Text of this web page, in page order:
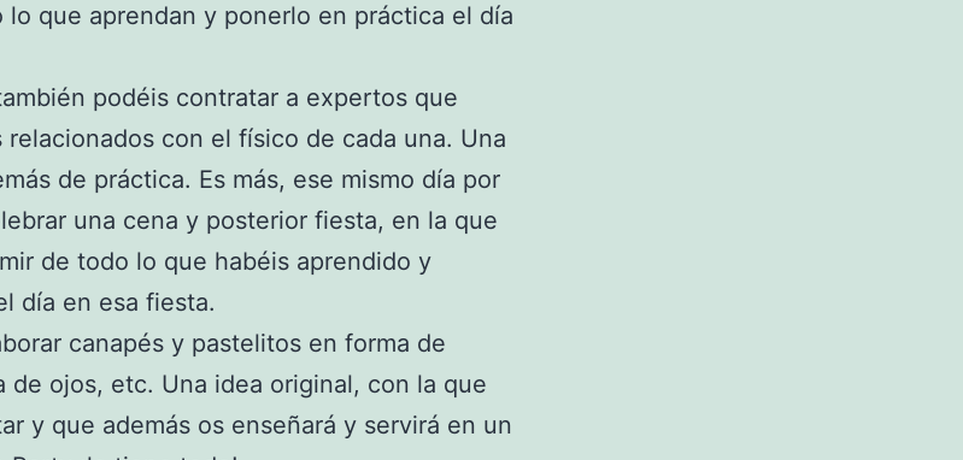
que aprendan y ponerlo en práctica el día
podéis contratar a expertos que
relacionados con el físico de cada una. Una
de práctica. Es más, ese mismo día por
una cena y posterior fiesta, en la que
de todo lo que habéis aprendido y
día en esa fiesta.
canapés y pastelitos en forma de
de ojos, etc. Una idea original, con la que
y que además os enseñará y servirá en un